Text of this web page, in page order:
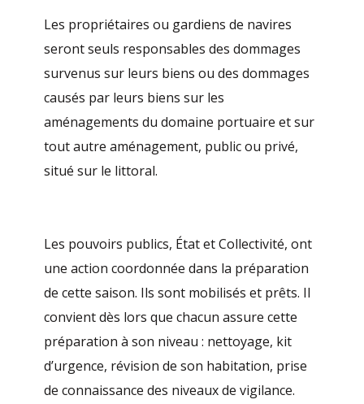
Les propriétaires ou gardiens de navires
seront seuls responsables des dommages
survenus sur leurs biens ou des dommages
causés par leurs biens sur les
aménagements du domaine portuaire et sur
tout autre aménagement, public ou privé,
situé sur le littoral.
Les pouvoirs publics, État et Collectivité, ont
une action coordonnée dans la préparation
de cette saison. Ils sont mobilisés et prêts. Il
convient dès lors que chacun assure cette
préparation à son niveau : nettoyage, kit
d’urgence, révision de son habitation, prise
de connaissance des niveaux de vigilance.